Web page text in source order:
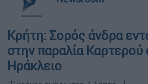
Κρήτη: Σορός άνδρα
στην παραλία Καρτερού
Ηράκλειο